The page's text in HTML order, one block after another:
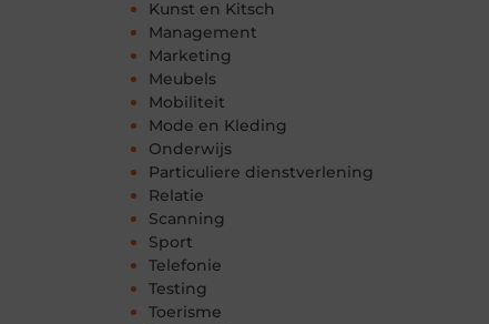
Kunst en Kitsch
Management
Marketing
Meubels
Mobiliteit
Mode en Kleding
Onderwijs
Particuliere dienstverlening
Relatie
Scanning
Sport
Telefonie
Testing
Toerisme